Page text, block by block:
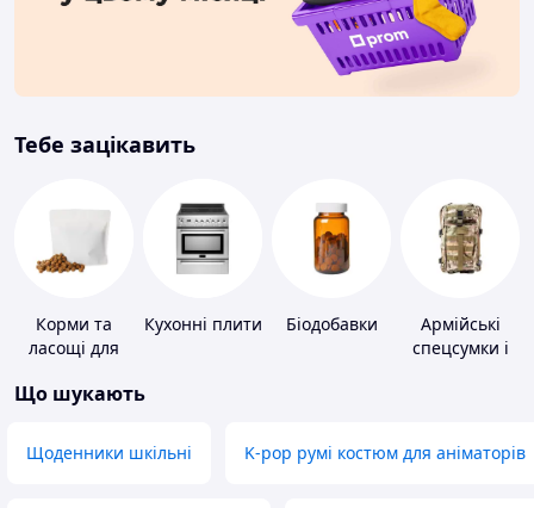
Тебе зацікавить
Корми та
ласощі для
тварин і
Кухонні плити Біодобавки
Армійські
спецсумки і
Що шукають
Щоденники шкільні K-pop румі костюм для аніматорів